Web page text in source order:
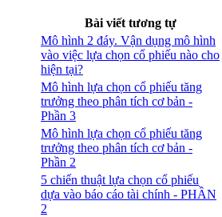
Bài viết tương tự
Mô hình 2 đáy. Vận dụng mô hình
vào việc lựa chọn cổ phiếu nào cho
hiện tại?
Mô hình lựa chọn cổ phiếu tăng
trưởng theo phân tích cơ bản -
Phần 3
Mô hình lựa chọn cổ phiếu tăng
trưởng theo phân tích cơ bản -
Phần 2
5 chiến thuật lựa chọn cổ phiếu
dựa vào báo cáo tài chính - PHẦN
2